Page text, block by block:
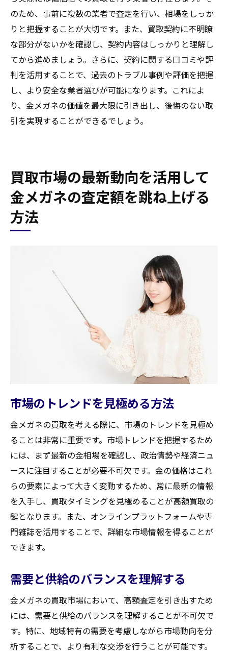
のため、事前に複数の業者で査定を行い、相場をしっか
りと把握することが大切です。また、買取契約に不明瞭
な部分がないかを確認し、契約内容はしっかりと理解し
てから進めましょう。さらに、契約に関する口コミや評
判を活用することで、過去のトラブル事例や評価を把握
し、より安全な業者選びが可能になります。これによ
り、金メガネの価値を最大限に引き出し、後悔のない取
引を実現することができるでしょう。
買取市場の最新動向を活用して
金メガネの査定額を跳ね上げる
方法
市場のトレンドを見極める方法
金メガネの買取を考える際に、市場のトレンドを見極め
ることは非常に重要です。市場トレンドを把握するため
には、まず最新の金相場を確認し、政治情勢や経済ニュ
ースに注目することが必要不可欠です。金の価格はこれ
らの要素によって大きく変動するため、常に最新の情報
を入手し、買取タイミングを見極めることが高額買取の
鍵となります。また、オンラインプラットフォームや専
門雑誌を活用することで、詳細な市場情報を得ることが
できます。
需要と供給のバランスを理解する
金メガネの買取市場において、高額査定を引き出すため
には、需要と供給のバランスを理解することが不可欠で
す。特に、地域特有の需要を考慮しながら市場動向を分
析することで、より有利な交渉を行うことが可能です。